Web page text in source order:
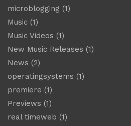
microblogging (1)
Music (1)
Music Videos (1)
New Music Releases (1)
News (2)
operatingsystems (1)
premiere (1)
Previews (1)
real timeweb (1)